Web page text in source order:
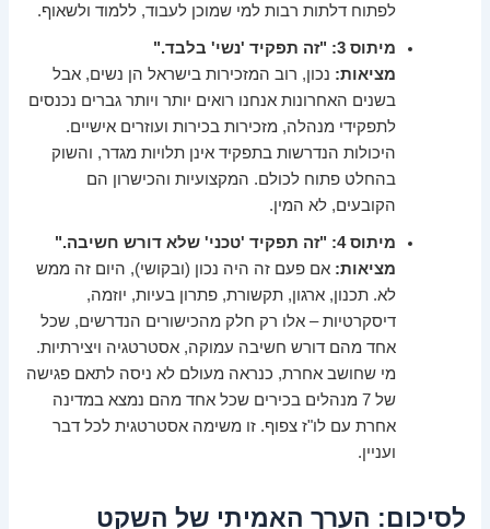
לפתוח דלתות רבות למי שמוכן לעבוד, ללמוד ולשאוף.
מיתוס 3: "זה תפקיד 'נשי' בלבד."
מציאות: נכון, רוב המזכירות בישראל הן נשים, אבל
בשנים האחרונות אנחנו רואים יותר ויותר גברים נכנסים
לתפקידי מנהלה, מזכירות בכירות ועוזרים אישיים.
היכולות הנדרשות בתפקיד אינן תלויות מגדר, והשוק
בהחלט פתוח לכולם. המקצועיות והכישרון הם
הקובעים, לא המין.
מיתוס 4: "זה תפקיד 'טכני' שלא דורש חשיבה."
מציאות: אם פעם זה היה נכון (ובקושי), היום זה ממש
לא. תכנון, ארגון, תקשורת, פתרון בעיות, יוזמה,
דיסקרטיות – אלו רק חלק מהכישורים הנדרשים, שכל
אחד מהם דורש חשיבה עמוקה, אסטרטגיה ויצירתיות.
מי שחושב אחרת, כנראה מעולם לא ניסה לתאם פגישה
של 7 מנהלים בכירים שכל אחד מהם נמצא במדינה
אחרת עם לו"ז צפוף. זו משימה אסטרטגית לכל דבר
ועניין.
לסיכום: הערך האמיתי של השקט